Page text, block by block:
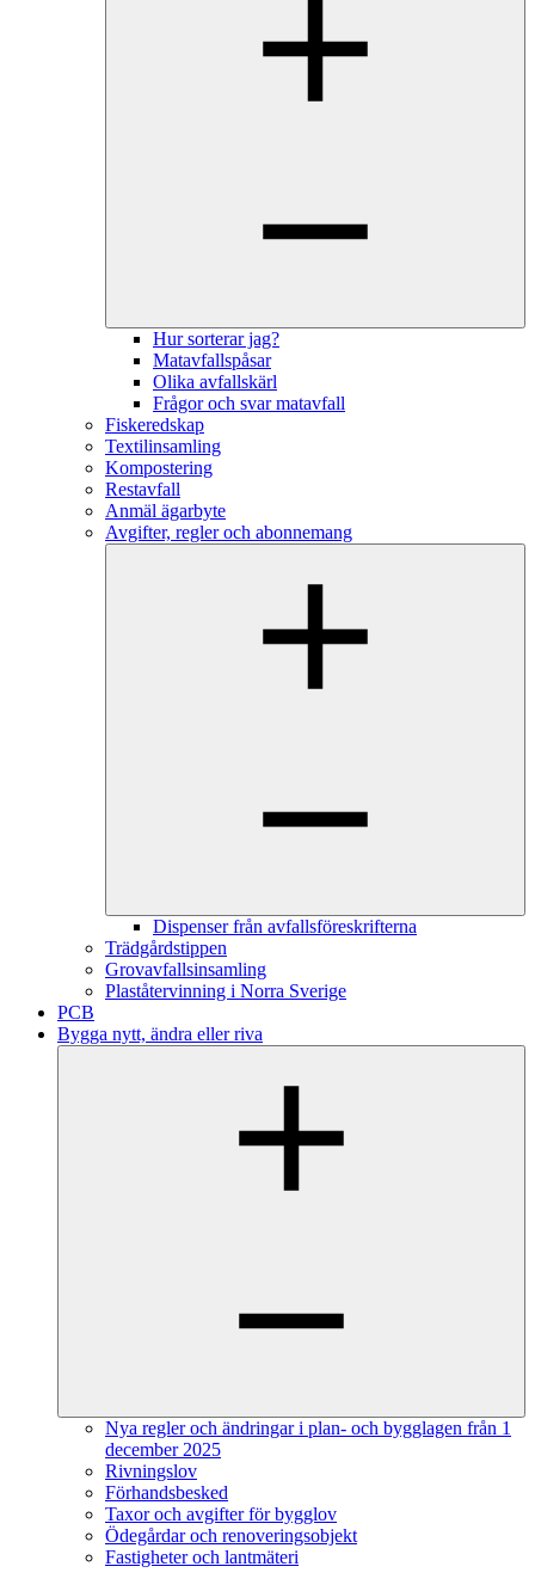
Hur sorterar jag?
Matavfallspåsar
Olika avfallskärl
Frågor och svar matavfall
Fiskeredskap
Textilinsamling
Kompostering
Restavfall
Anmäl ägarbyte
Avgifter, regler och abonnemang
Dispenser från avfallsföreskrifterna
Trädgårdstippen
Grovavfallsinsamling
Plaståtervinning i Norra Sverige
PCB
Bygga nytt, ändra eller riva
Nya regler och ändringar i plan- och bygglagen från 1
december 2025
Rivningslov
Förhandsbesked
Taxor och avgifter för bygglov
Ödegårdar och renoveringsobjekt
Fastigheter och lantmäteri